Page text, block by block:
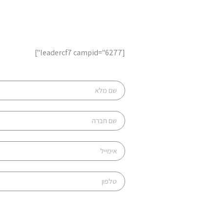
[leadercf7 campid="6277"]